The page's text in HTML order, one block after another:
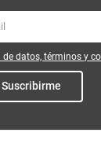
datos, términos y
Suscribirme